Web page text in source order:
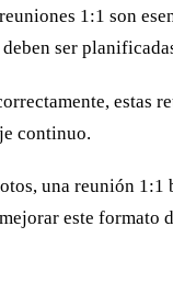
1:1 son
deben ser
estas
continuo.
una reunión
este